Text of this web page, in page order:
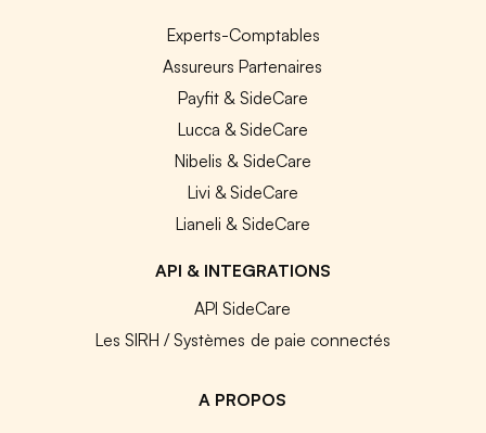
Experts-Comptables
Assureurs Partenaires
Payfit & SideCare
Lucca & SideCare
Nibelis & SideCare
Livi & SideCare
Lianeli & SideCare
API & INTEGRATIONS
API SideCare
Les SIRH / Systèmes de paie connectés
A PROPOS